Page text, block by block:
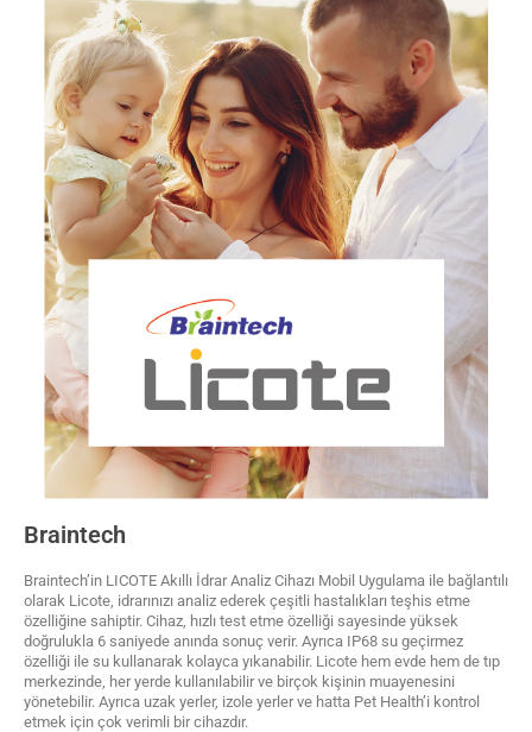
Braintech
Braintech’in LICOTE Akıllı İdrar Analiz Cihazı Mobil Uygulama ile bağlantılı
olarak Licote, idrarınızı analiz ederek çeşitli hastalıkları teşhis etme
özelliğine sahiptir. Cihaz, hızlı test etme özelliği sayesinde yüksek
doğrulukla 6 saniyede anında sonuç verir. Ayrıca IP68 su geçirmez
özelliği ile su kullanarak kolayca yıkanabilir. Licote hem evde hem de tıp
merkezinde, her yerde kullanılabilir ve birçok kişinin muayenesini
yönetebilir. Ayrıca uzak yerler, izole yerler ve hatta Pet Health’i kontrol
etmek için çok verimli bir cihazdır.